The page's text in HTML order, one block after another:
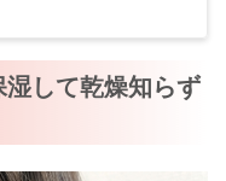
湿して乾燥知らず